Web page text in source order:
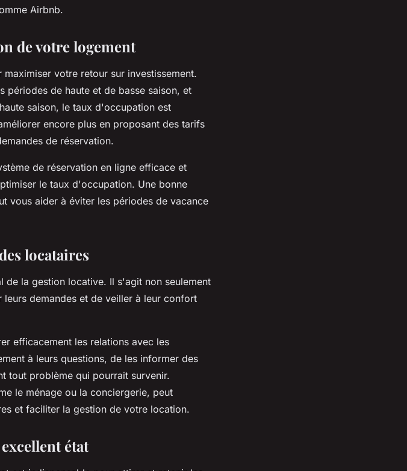
Airbnb.
de votre logement
votre retour sur investissement.
périodes de haute et de basse saison, et
saison, le taux d'occupation est
encore plus en proposant des tarifs
de réservation.
de réservation en ligne efficace et
le taux d'occupation. Une bonne
vous aider à éviter les périodes de vacance
locataires
de la gestion locative. Il s'agit non seulement
demandes et de veiller à leur confort
efficacement les relations avec les
à leurs questions, de les informer des
tout problème qui pourrait survenir.
le ménage ou la conciergerie, peut
et faciliter la gestion de votre location.
état